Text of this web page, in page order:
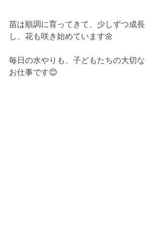
苗は順調に育ってきて、少しずつ成長
し、花も咲き始めています🌼
毎日の水やりも、子どもたちの大切な
お仕事です😊